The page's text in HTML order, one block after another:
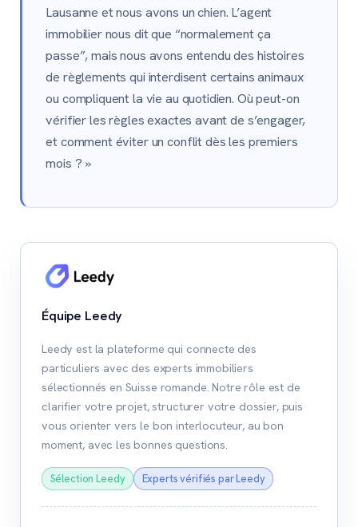
Lausanne et nous avons un chien. L’agent
immobilier nous dit que “normalement ça
passe”, mais nous avons entendu des histoires
de règlements qui interdisent certains animaux
ou compliquent la vie au quotidien. Où peut-on
vérifier les règles exactes avant de s’engager,
et comment éviter un conflit dès les premiers
mois ? »
Équipe Leedy
Leedy est la plateforme qui connecte des
particuliers avec des experts immobiliers
sélectionnés en Suisse romande. Notre rôle est de
clarifier votre projet, structurer votre dossier, puis
vous orienter vers le bon interlocuteur, au bon
moment, avec les bonnes questions.
Sélection Leedy Experts vérifiés par Leedy